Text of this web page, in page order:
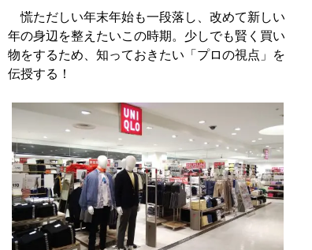
慌ただしい年末年始も一段落し、改めて新しい
年の身辺を整えたいこの時期。少しでも賢く買い
物をするため、知っておきたい「プロの視点」を
伝授する！